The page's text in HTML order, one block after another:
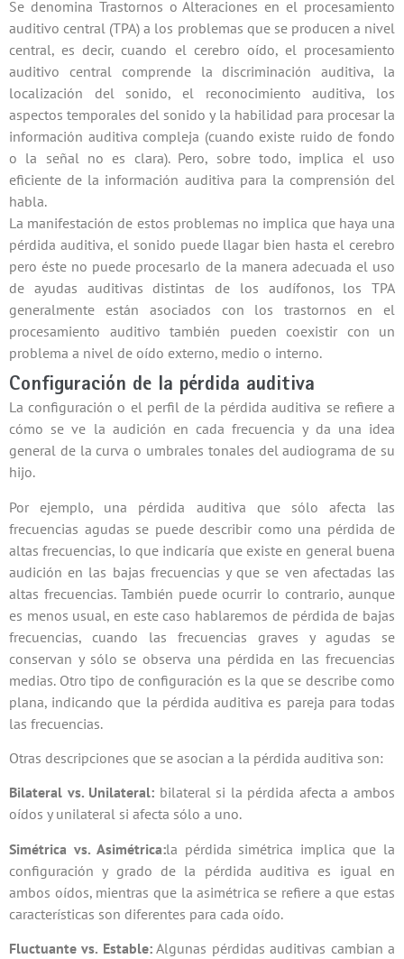
Se denomina Trastornos o Alteraciones en el procesamiento
auditivo central (TPA) a los problemas que se producen a nivel
central, es decir, cuando el cerebro oído, el procesamiento
auditivo central comprende la discriminación auditiva, la
localización del sonido, el reconocimiento auditiva, los
aspectos temporales del sonido y la habilidad para procesar la
información auditiva compleja (cuando existe ruido de fondo
o la señal no es clara). Pero, sobre todo, implica el uso
eficiente de la información auditiva para la comprensión del
habla.
La manifestación de estos problemas no implica que haya una
pérdida auditiva, el sonido puede llagar bien hasta el cerebro
pero éste no puede procesarlo de la manera adecuada el uso
de ayudas auditivas distintas de los audífonos, los TPA
generalmente están asociados con los trastornos en el
procesamiento auditivo también pueden coexistir con un
problema a nivel de oído externo, medio o interno.
Configuración de la pérdida auditiva
La configuración o el perfil de la pérdida auditiva se refiere a
cómo se ve la audición en cada frecuencia y da una idea
general de la curva o umbrales tonales del audiograma de su
hijo.
Por ejemplo, una pérdida auditiva que sólo afecta las
frecuencias agudas se puede describir como una pérdida de
altas frecuencias, lo que indicaría que existe en general buena
audición en las bajas frecuencias y que se ven afectadas las
altas frecuencias. También puede ocurrir lo contrario, aunque
es menos usual, en este caso hablaremos de pérdida de bajas
frecuencias, cuando las frecuencias graves y agudas se
conservan y sólo se observa una pérdida en las frecuencias
medias. Otro tipo de configuración es la que se describe como
plana, indicando que la pérdida auditiva es pareja para todas
las frecuencias.
Otras descripciones que se asocian a la pérdida auditiva son:
Bilateral vs. Unilateral: bilateral si la pérdida afecta a ambos
oídos y unilateral si afecta sólo a uno.
Simétrica vs. Asimétrica:la pérdida simétrica implica que la
configuración y grado de la pérdida auditiva es igual en
ambos oídos, mientras que la asimétrica se refiere a que estas
características son diferentes para cada oído.
Fluctuante vs. Estable:Algunas pérdidas auditivas cambian a